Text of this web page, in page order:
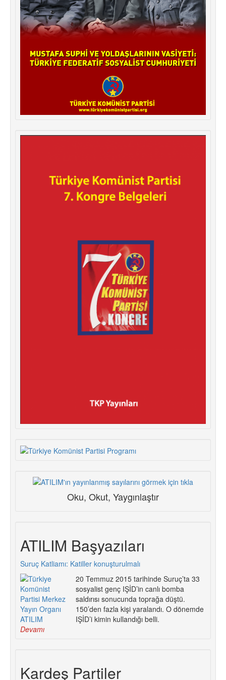
Oku, Okut, Yaygınlaştır
ATILIM Başyazıları
Suruç Katliamı: Katiller konuşturulmalı
20 Temmuz 2015 tarihinde Suruç’ta 33
sosyalist genç IŞİD’in canlı bomba
saldırısı sonucunda toprağa düştü.
150’den fazla kişi yaralandı. O dönemde
IŞİD’i kimin kullandığı belli.
Devamı
Kardeş Partiler